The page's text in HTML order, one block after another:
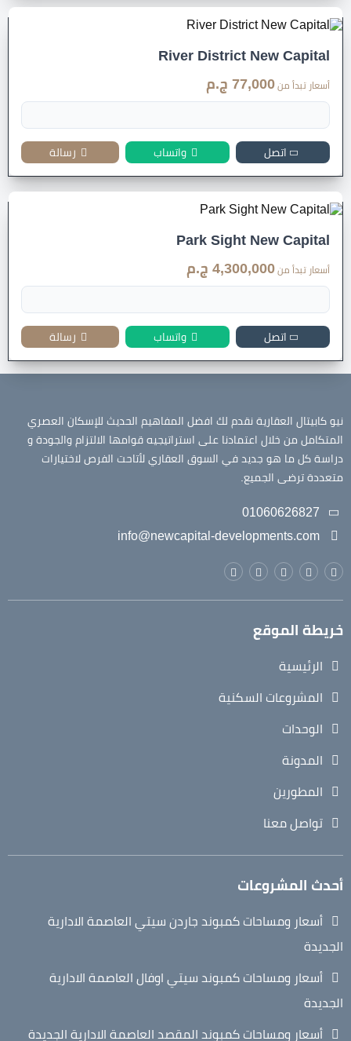
River District New Capital
أسعار تبدأ من 77,000 ج.م
اتصل واتساب رسالة
Park Sight New Capital
أسعار تبدأ من 4,300,000 ج.م
اتصل واتساب رسالة
نيو كابيتال العقارية نقدم لك افضل المفاهيم الحديث للإسكان العصري
المتكامل من خلال اعتمادنا على استراتيجيه قوامها الالتزام والجودة و
دراسة كل ما هو جديد في السوق العقاري لأتاحت الفرص لاختيارات
متعددة ترضى الجميع.
01060626827
info@newcapital-developments.com
خريطة الموقع
الرئيسية
المشروعات السكنية
الوحدات
المدونة
المطورين
تواصل معنا
أحدث المشروعات
أسعار ومساحات كمبوند جاردن سيتي العاصمة الادارية
الجديدة
أسعار ومساحات كمبوند سيتي اوفال العاصمة الادارية
الجديدة
أسعار ومساحات كمبوند المقصد العاصمة الادارية الجديدة